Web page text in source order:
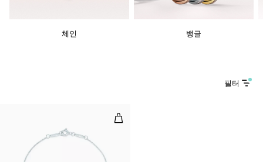
체인 뱅글
필터
컬러 바이 더 야드 탄자나이트 브레